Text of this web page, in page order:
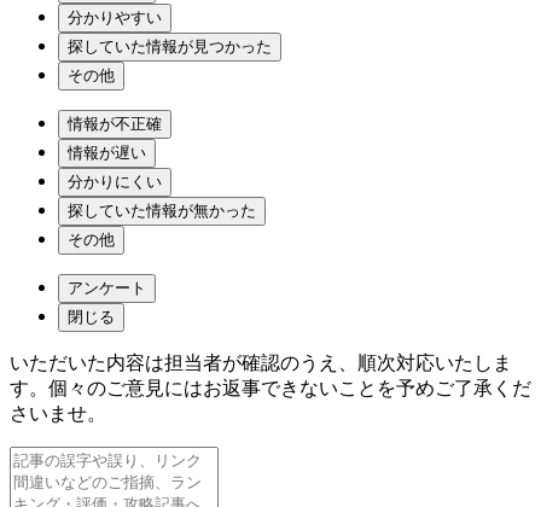
分かりやすい
探していた情報が見つかった
その他
情報が不正確
情報が遅い
分かりにくい
探していた情報が無かった
その他
アンケート
閉じる
いただいた内容は担当者が確認のうえ、順次対応いたしま
す。個々のご意見にはお返事できないことを予めご了承くだ
さいませ。